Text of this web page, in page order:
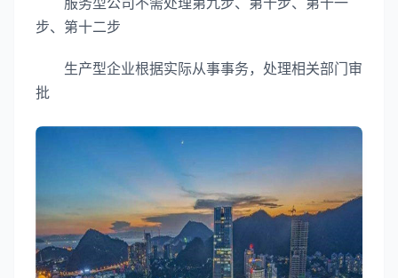
步、第十二步
生产型企业根据实际从事事务，处理相关部门审
批